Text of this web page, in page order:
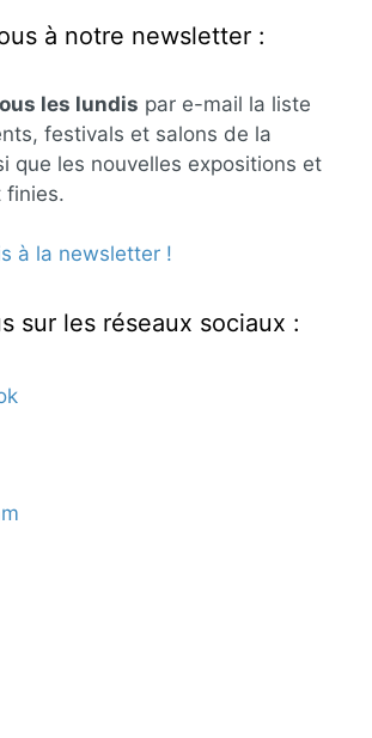
à notre newsletter :
les lundis par e-mail la liste
festivals et salons de la
que les nouvelles expositions et
finies.
à la newsletter !
sur les réseaux sociaux :